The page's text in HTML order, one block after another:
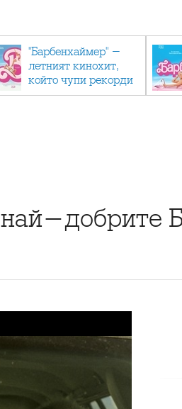
"Барбенхаймер" -
летният кинохит,
който чупи рекорди
най-добрите